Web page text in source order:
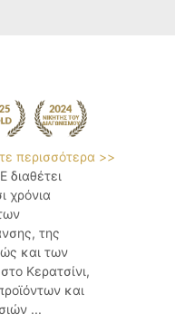
περισσότερα >>
διαθέτει
χρόνια
της
και των
Κερατσίνι,
και
...